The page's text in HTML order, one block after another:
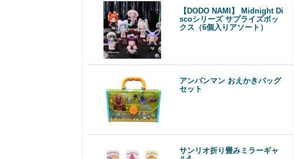
【DODO NAMI】 Midnight Di
scoシリーズ サプライズボッ
クス（6個入りアソート）
アンパンマン おえかきバッグ
セット
サンリオ折り畳みミラーギャ